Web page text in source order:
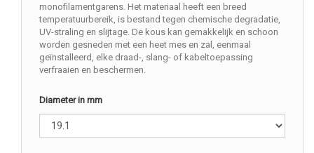
monofilamentgarens. Het materiaal heeft een breed
temperatuurbereik, is bestand tegen chemische degradatie,
UV-straling en slijtage. De kous kan gemakkelijk en schoon
worden gesneden met een heet mes en zal, eenmaal
geïnstalleerd, elke draad-, slang- of kabeltoepassing
verfraaien en beschermen.
Diameter in mm